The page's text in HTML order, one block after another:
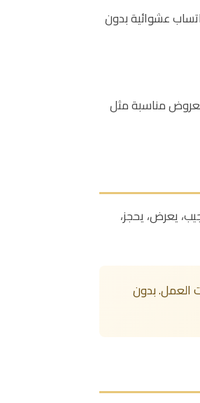
عشوائية بدون
بعروض مناسبة مثل
يتحول إلى مساعد مبيعات يعمل ٢٤/٧ لمحلك. يجيب، يعرض، يحجز،
بعد ساعات العمل. بدون